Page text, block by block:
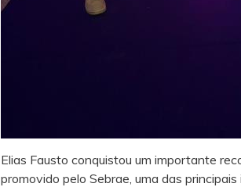
Elias Fausto conquistou um importante
promovido pelo Sebrae, uma das